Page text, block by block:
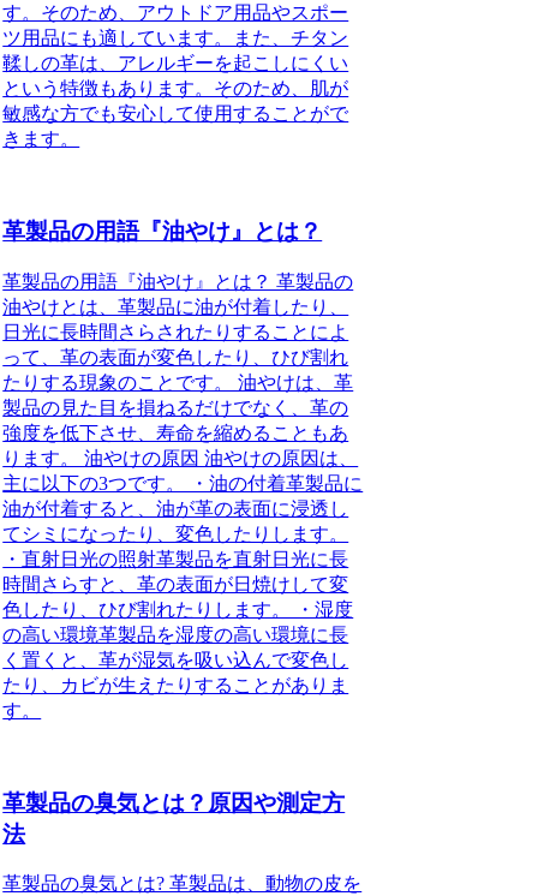
す。そのため、アウトドア用品やスポー
ツ用品にも適しています。また、チタン
鞣しの革は、アレルギーを起こしにくい
という特徴もあります。そのため、肌が
敏感な方でも安心して使用することがで
きます。
革製品の用語『油やけ』とは？
革製品の用語『油やけ』とは？ 革製品の
油やけとは、革製品に油が付着したり、
日光に長時間さらされたりすることによ
って、革の表面が変色したり、ひび割れ
たりする現象のことです。 油やけは、革
製品の見た目を損ねるだけでなく、革の
強度を低下させ、寿命を縮めることもあ
ります。 油やけの原因 油やけの原因は、
主に以下の3つです。 ・油の付着革製品に
油が付着すると、油が革の表面に浸透し
てシミになったり、変色したりします。
・直射日光の照射革製品を直射日光に長
時間さらすと、革の表面が日焼けして変
色したり、ひび割れたりします。 ・湿度
の高い環境革製品を湿度の高い環境に長
く置くと、革が湿気を吸い込んで変色し
たり、カビが生えたりすることがありま
す。
革製品の臭気とは？原因や測定方
法
革製品の臭気とは? 革製品は、動物の皮を